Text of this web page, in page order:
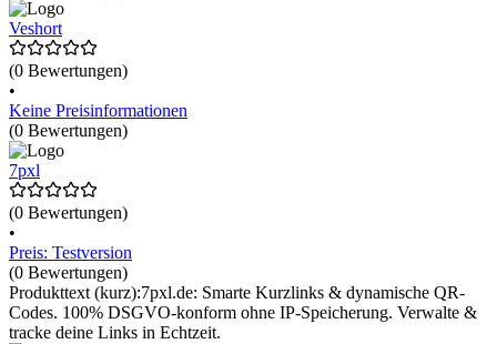
Veshort
(0 Bewertungen)
•
Keine Preisinformationen
(0 Bewertungen)
7pxl
(0 Bewertungen)
•
Preis: Testversion
(0 Bewertungen)
Produkttext (kurz):7pxl.de: Smarte Kurzlinks & dynamische QR-
Codes. 100% DSGVO-konform ohne IP-Speicherung. Verwalte &
tracke deine Links in Echtzeit.